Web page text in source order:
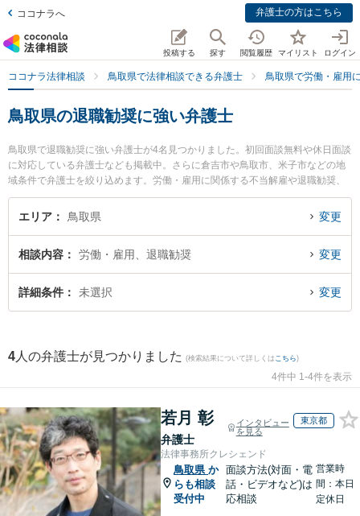
ココナラへ 弁護士の方はこちら
投稿する 探す 閲覧履歴 マイリスト ログイン
ココナラ法律相談 鳥取県で法律相談できる弁護士 鳥取県で労働・雇用
鳥取県の退職勧奨に強い弁護士
鳥取県で退職勧奨に強い弁護士が4名見つかりました。初回面談無料や休日面談
に対応している弁護士なども掲載中。さらに倉吉市や鳥取市、米子市などの地
域条件で弁護士を絞り込めます。労働・雇用に関係する不当解雇や退職勧奨、
内定取消等の細かな分野での絞り込み検索もでき便利です。特に弁護士法人は
くと総合法律事務所の中﨑 雄一弁護士や倉吉うつぶき法律事務所の濵田 卓志弁
を今すぐに弁護士に相談したい』『退職勧奨のトラブル解決の実績豊富な近く
の弁護士を検索したい』『初回相談無料で退職勧奨を法律相談できる鳥取県内
の弁護士に相談予約したい』などでお困りの相談者さんにおすすめです。
エリア 鳥取県 変更
相談内容 労働・雇用、退職勧奨 変更
詳細条件 未選択 変更
4 人の弁護士が見つかりました (検索結果について詳しくは こちら)
4件中 1-4件を表示
若月 彰
弁護士
インタビュー
を見る
東京都
法律事務所クレシェンド
鳥取県 か
らも相談
受付中
面談方法(対面・電
話・ビデオなど)は
応相談
営業時
間：本日
定休日